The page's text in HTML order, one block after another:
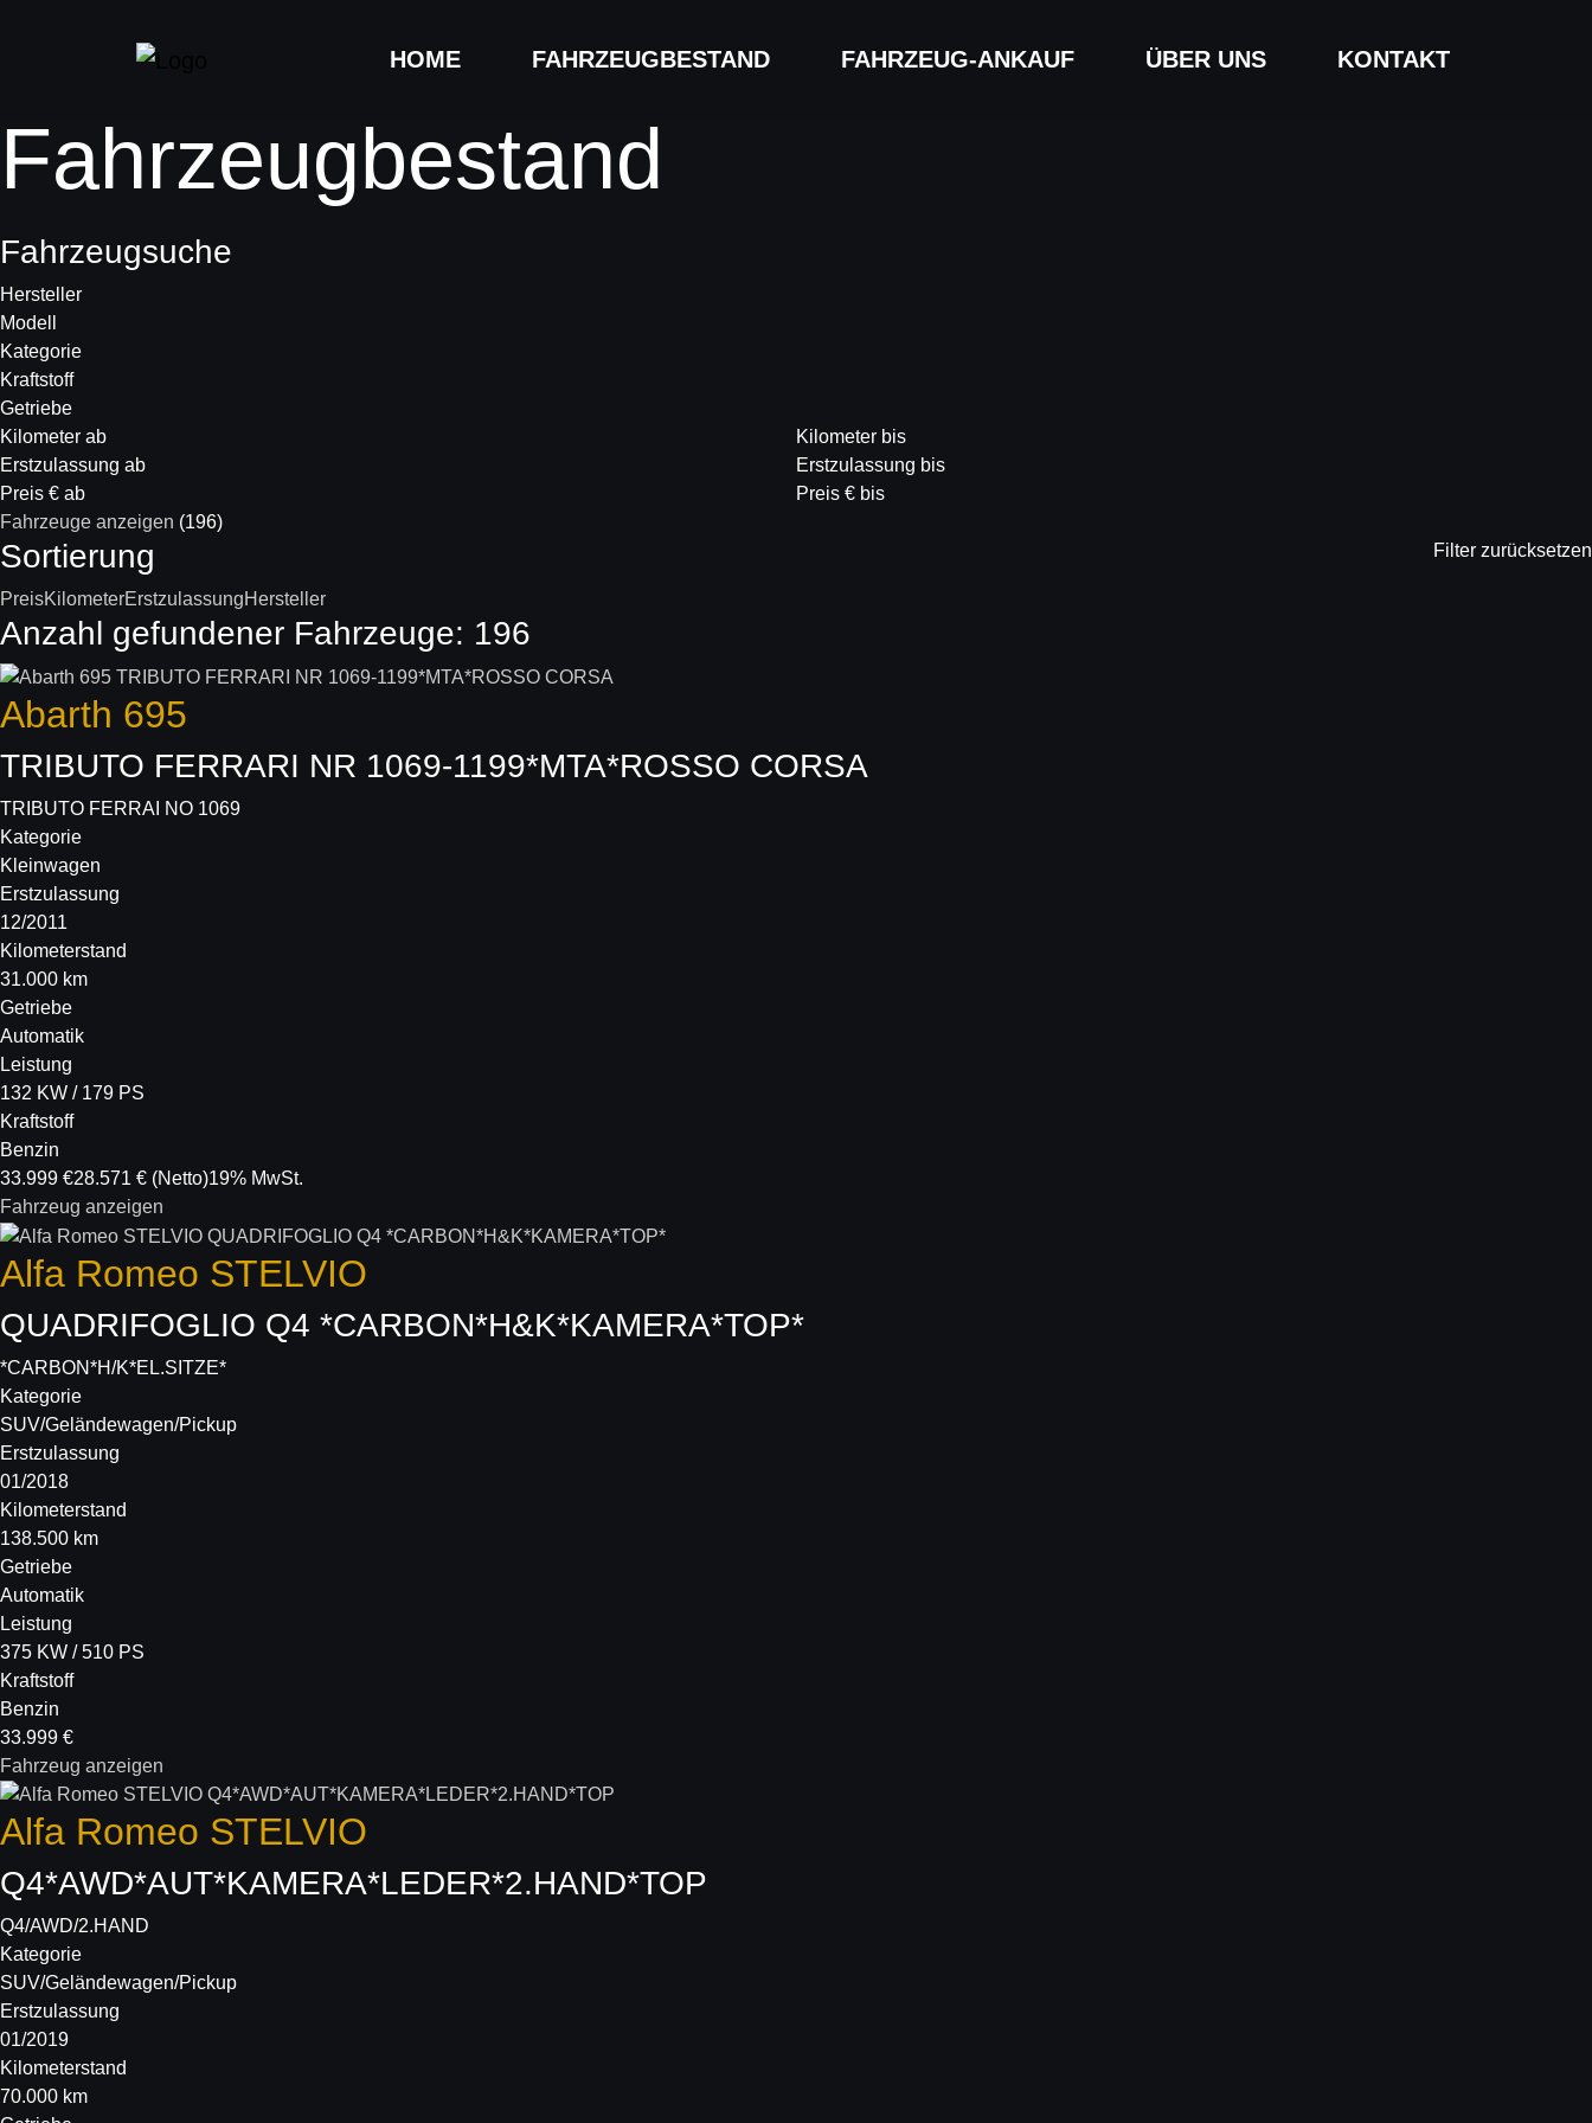
HOME FAHRZEUG­BESTAND FAHRZEUG-ANKAUF ÜBER UNS KONTAKT
Fahrzeugbestand
Fahrzeugsuche
Hersteller
Modell
Kategorie
Kraftstoff
Getriebe
Kilometer ab
Kilometer bis
Erstzulassung ab
Erstzulassung bis
Preis € ab
Preis € bis
Fahrzeuge anzeigen (196)
Filter zurücksetzen
Sortierung
PreisKilometerErstzulassungHersteller
Anzahl gefundener Fahrzeuge: 196
Abarth 695
TRIBUTO FERRARI NR 1069-1199*MTA*ROSSO CORSA
TRIBUTO FERRAI NO 1069
Kategorie
Kleinwagen
Erstzulassung
12/2011
Kilometerstand
31.000 km
Getriebe
Automatik
Leistung
132 KW / 179 PS
Kraftstoff
Benzin
33.999 €28.571 € (Netto)19% MwSt.
Fahrzeug anzeigen
Alfa Romeo STELVIO
QUADRIFOGLIO Q4 *CARBON*H&K*KAMERA*TOP*
*CARBON*H/K*EL.SITZE*
Kategorie
SUV/Geländewagen/Pickup
Erstzulassung
01/2018
Kilometerstand
138.500 km
Getriebe
Automatik
Leistung
375 KW / 510 PS
Kraftstoff
Benzin
33.999 €
Fahrzeug anzeigen
Alfa Romeo STELVIO
Q4*AWD*AUT*KAMERA*LEDER*2.HAND*TOP
Q4/AWD/2.HAND
Kategorie
SUV/Geländewagen/Pickup
Erstzulassung
01/2019
Kilometerstand
70.000 km